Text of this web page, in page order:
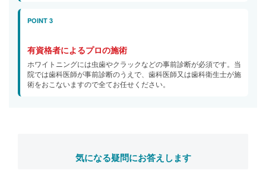
POINT 3
有資格者によるプロの施術
ホワイトニングには虫歯やクラックなどの事前診断が必須です。当
院では歯科医師が事前診断のうえで、歯科医師又は歯科衛生士が施
術をおこないますので全てお任せください。
気になる疑問にお答えします